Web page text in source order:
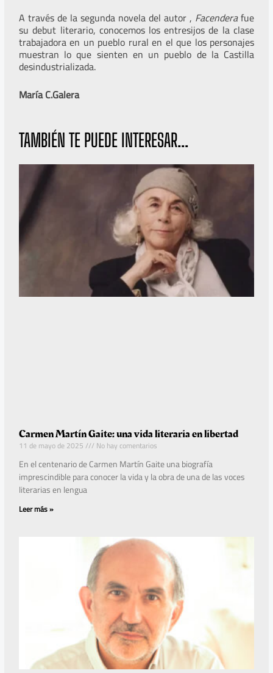
A través de la segunda novela del autor , Facenderafue
su debut literario, conocemos los entresijos de la clase
trabajadora en un pueblo rural en el que los personajes
muestran lo que sienten en un pueblo de la Castilla
desindustrializada.
María C.Galera
TAMBIÉN TE PUEDE INTERESAR...
Carmen Martín Gaite: una vida literaria en libertad
11 de mayo de 2025 No hay comentarios
En el centenario de Carmen Martín Gaite una biografía
imprescindible para conocer la vida y la obra de una de las voces
literarias en lengua
Leer más »